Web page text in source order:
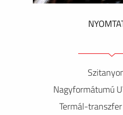
Nagyformátumú
Termál-